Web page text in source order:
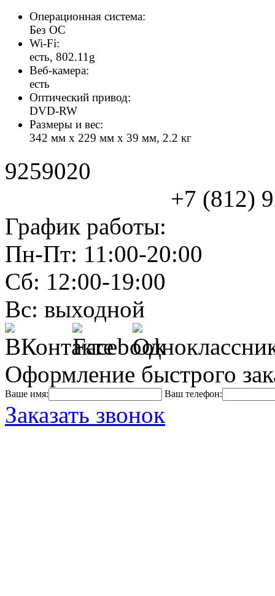
Операционная система:
Без ОС
Wi-Fi:
есть, 802.11g
Веб-камера:
есть
Оптический привод:
DVD-RW
Размеры и вес:
342 мм x 229 мм x 39 мм, 2.2 кг
9259020
+7 (812)
График работы:
Пн-Пт: 11:00-20:00
Сб: 12:00-19:00
Вс: выходной
Оформление быстрого
Ваше имя: Ваш телефон:
Заказать звонок